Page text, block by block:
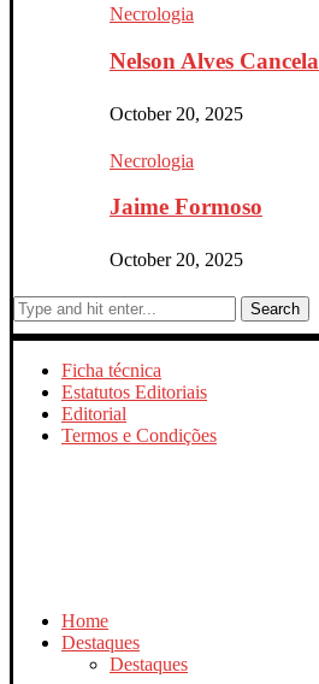
Necrologia
Nelson Alves Cancela
October 20, 2025
Necrologia
Jaime Formoso
October 20, 2025
Search
Ficha técnica
Estatutos Editoriais
Editorial
Termos e Condições
Home
Destaques
Destaques